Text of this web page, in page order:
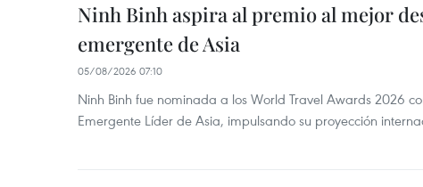
Ninh Binh aspira al premio al mejor
emergente de Asia
05/08/2026 07:10
Ninh Binh fue nominada a los World Travel Awards 2026
Emergente Líder de Asia, impulsando su proyección